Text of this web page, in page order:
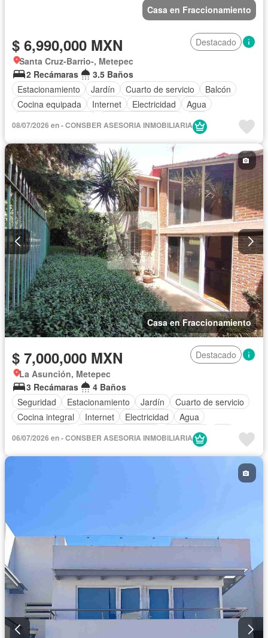
Casa en Fraccionamiento
$ 6,990,000 MXN
Destacado
Santa Cruz-Barrio-, Metepec
2 Recámaras
3.5 Baños
Estacionamiento
Jardín Cuarto de servicio
Balcón
Cocina equipada
Internet Electricidad
Agua
Wifi
08/07/2026 en - CONSBER ASESORIA INMOBILIARIA
Casa en Fraccionamiento
$ 7,000,000 MXN
Destacado
La Asunción, Metepec
3 Recámaras
4 Baños
Seguridad
Estacionamiento Jardín
Cuarto de servicio
Cocina integral
Internet Electricidad
Agua
Despacho
06/07/2026 en - CONSBER ASESORIA INMOBILIARIA